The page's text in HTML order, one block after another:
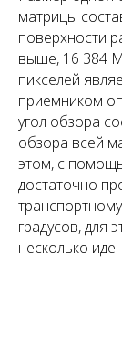
матрицы
поверхности
выше, 16 384
пикселей
приемником
угол обзора
обзора всей
этом, с
достаточно
градусов, для
несколько